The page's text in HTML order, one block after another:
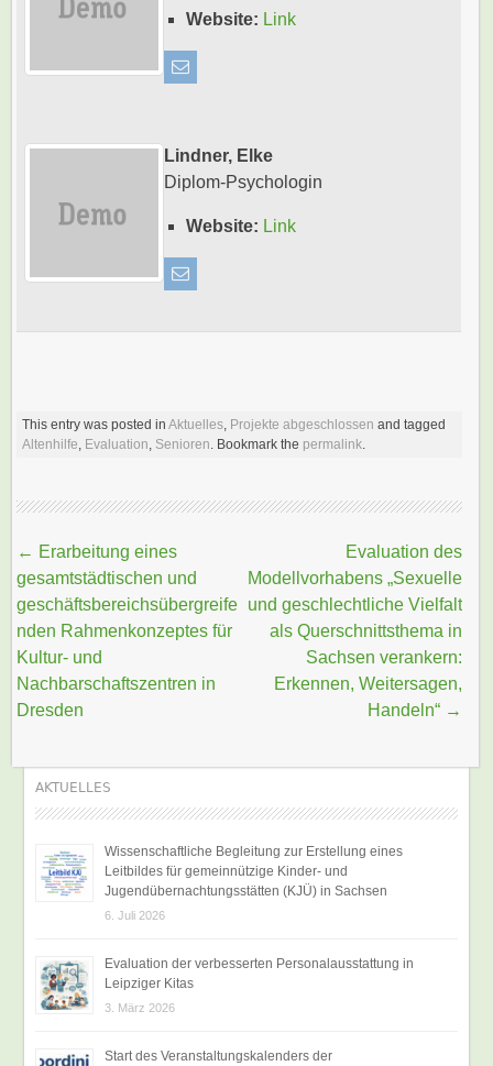
Website: Link
Lindner, Elke
Diplom-Psychologin
Website: Link
This entry was posted inAktuelles, Projekte abgeschlossen and tagged
Altenhilfe, Evaluation, Senioren. Bookmark the permalink.
Beitragsnavigation
← Erarbeitung eines
gesamtstädtischen und
geschäftsbereichsübergreife
nden Rahmenkonzeptes für
Kultur- und
Nachbarschaftszentren in
Dresden
Evaluation des
Modellvorhabens „Sexuelle
und geschlechtliche Vielfalt
als Querschnittsthema in
Sachsen verankern:
Erkennen, Weitersagen,
Handeln“ →
AKTUELLES
Wissenschaftliche Begleitung zur Erstellung eines
Leitbildes für gemeinnützige Kinder- und
Jugendübernachtungsstätten (KJÜ) in Sachsen
6. Juli 2026
Evaluation der verbesserten Personalausstattung in
Leipziger Kitas
3. März 2026
Start des Veranstaltungskalenders der